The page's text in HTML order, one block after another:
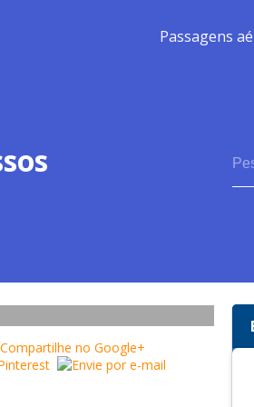
Passagens